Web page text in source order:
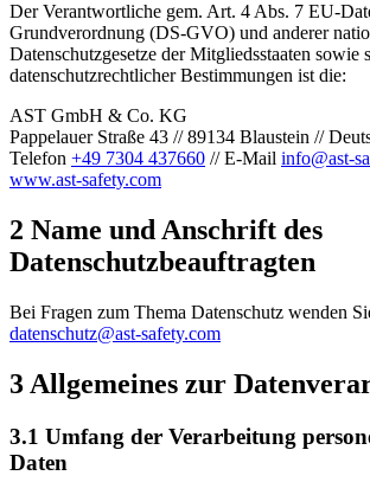
Der Verantwortliche gem. Art. 4 Abs. 7 EU-
Grundverordnung (DS-GVO) und anderer
Datenschutzgesetze der Mitgliedsstaaten sowie
datenschutzrechtlicher Bestimmungen ist die:
AST GmbH & Co. KG
Pappelauer Straße 43 // 89134 Blaustein //
Telefon +49 7304 437660 // E-Mail info@ast-
www.ast-safety.com
2 Name und Anschrift des
Datenschutzbeauftragten
Bei Fragen zum Thema Datenschutz wenden
datenschutz@ast-safety.com
3 Allgemeines zur
3.1 Umfang der Verarbeitung
Daten